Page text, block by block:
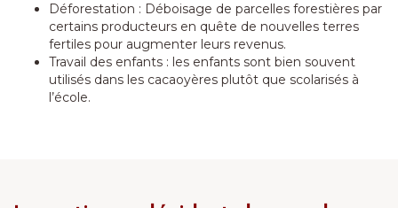
Déforestation : Déboisage de parcelles forestières par
certains producteurs en quête de nouvelles terres
fertiles pour augmenter leurs revenus.
Travail des enfants : les enfants sont bien souvent
utilisés dans les cacaoyères plutôt que scolarisés à
l’école.